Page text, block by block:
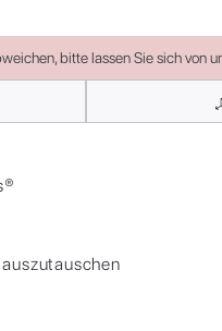
bitte lassen Sie sich von